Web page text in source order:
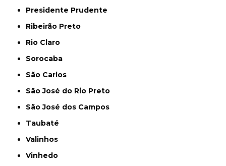
Presidente Prudente
Ribeirão Preto
Rio Claro
Sorocaba
São Carlos
São José do Rio Preto
São José dos Campos
Taubaté
Valinhos
Vinhedo